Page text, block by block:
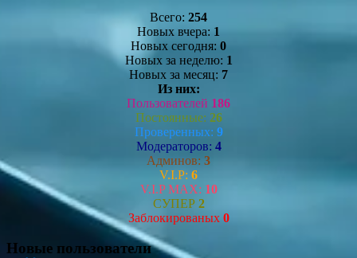
Всего: 254
Новых вчера: 1
Новых сегодня: 0
Новых за неделю: 1
Новых за месяц: 7
Из них:
Пользователей 186
Постоянные: 26
Проверенных: 9
Модераторов: 4
Админов: 3
V.I.P: 6
V.I.P MAX: 10
СУПЕР 2
Заблокированых 0
Новые пользователи